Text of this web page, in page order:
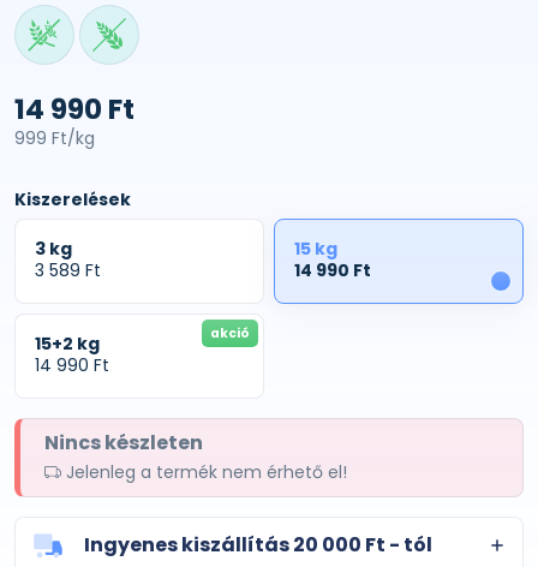
14 990 Ft
999 Ft/kg
Kiszerelések
3 kg
3 589 Ft
1
15 kg
14 990 Ft
akció
15+2 kg
14 990 Ft
Nincs készleten
Jelenleg a termék nem érhető el!
Ingyenes kiszállítás 20 000 Ft - tól